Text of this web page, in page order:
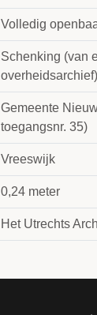
Volledig
Schenking (van
overheidsarchief)
Gemeente
toegangsnr. 35)
Vreeswijk
0,24 meter
Het Utrechts